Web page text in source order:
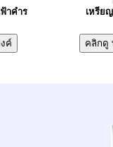
าคำร
เหรีย